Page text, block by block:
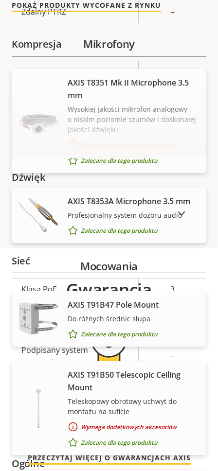
Opis
Wartość
nieruchomości
Zdalny PTRZ –
Kompresja
nieruchomości
Wartość
nieruchomości
Main
H.265
Dźwięk
Opis
nieruchomości
Wartość
nieruchomości
Obsługa dźwięku Yes
Wbudowany mikrofon
Sieć
Opis
nieruchomości
Wartość
nieruchomości
Klasa PoE 3
Bezpieczeństwo
Opis
nieruchomości
Wartość
nieruchomości
Podpisany system
operacyjny
–
Bezpieczne uruchamianie
Secure keystore
Moduł Axis Edge –
Ogólne
POKAŻ PRODUKTY WYCOFANE Z RYNKU
WYŚWIETL WIĘCEJ
Mikrofony
AXIS T8351 Mk II Microphone 3.5
mm
Wysokiej jakości mikrofon analogowy
o niskim poziomie szumów i doskonałej
jakości dźwięku
Zalecane dla tego produktu
AXIS T8353A Microphone 3.5 mm
Profesjonalny system dozoru audio
Zalecane dla tego produktu
Mocowania
AXIS T91B47 Pole Mount
Do różnych średnic słupa
Zalecane dla tego produktu
AXIS T91B50 Telescopic Ceiling
Mount
Teleskopowy obrotowy uchwyt do
montażu na suficie
Wymaga dodatkowych akcesoriów
Zalecane dla tego produktu
POKAŻ PRODUKTY WYCOFANE Z RYNKU
Gwarancja
Spokój ducha
Nasza 3-letnia gwarancja zapewnia bezproblemowe
użytkowanie i kontrolę nad kosztami.
PRZECZYTAJ WIĘCEJ O GWARANCJACH AXIS